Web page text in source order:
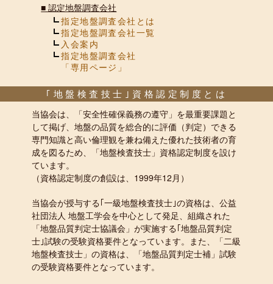
■認定地盤調査会社
指定地盤調査会社とは
指定地盤調査会社一覧
入会案内
指定地盤調査会社
「専用ページ」
｢地盤検査技士｣資格認定制度とは
当協会は、「安全性確保義務の遵守」を最重要課題と
して掲げ、地盤の品質を総合的に評価（判定）できる
専門知識と高い倫理観を兼ね備えた優れた技術者の育
成を図るため、「地盤検査技士」資格認定制度を設け
ています。
（資格認定制度の創設は、1999年12月）
当協会が授与する｢一級地盤検査技士｣の資格は、公益
社団法人 地盤工学会を中心として発足、組織された
「地盤品質判定士協議会」が実施する｢地盤品質判定
士｣試験の受験資格要件となっています。また、「二級
地盤検査技士」の資格は、「地盤品質判定士補」試験
の受験資格要件となっています。